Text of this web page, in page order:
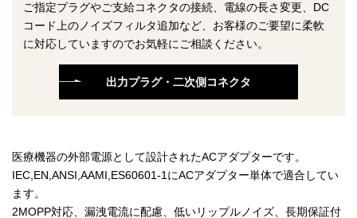
ご指定プラグやご支給コネクタの接続、電線の長さ変更、DC
コード上のノイズフィルタ追加など、お客様のご要望に柔軟
に対応していますのでお気軽にご相談ください。
出力プラグ・二次側コネクタ
医療機器の外部電源として設計されたACアダプターです。
IEC,EN,ANSI,AAMI,ES60601-1にACアダプター単体で適合してい
ます。
2MOPP対応、漏洩電流に配慮、低いリップルノイズ、長期保証付